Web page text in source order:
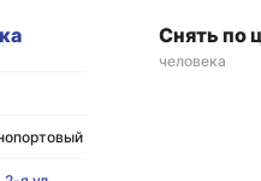
Снять по
человека